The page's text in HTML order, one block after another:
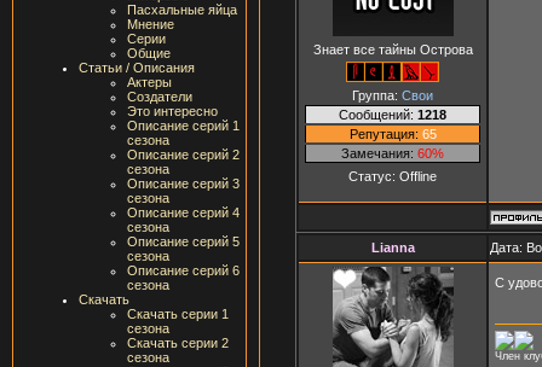
Пасхальные яйца
Мнение
Серии
Общие
Статьи / Описания
Актеры
Создатели
Это интересно
Описание серий 1
сезона
Описание серий 2
сезона
Описание серий 3
сезона
Описание серий 4
сезона
Описание серий 5
сезона
Описание серий 6
сезона
Скачать
Скачать серии 1
сезона
Скачать серии 2
сезона
Знает все тайны Острова
Группа: Свои
Сообщений: 1218
Репутация: 65
Замечания: 60%
Статус: Offline
Lianna Дата:
С
Член